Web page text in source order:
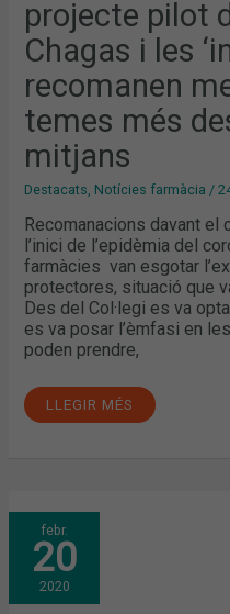
projecte pilot
Chagas i les
recomanen
temes més
mitjans
Destacats Notícies farmàcia /
Recomanacions davant el
l’inici de l’epidèmia del
farmàcies van esgotar
protectores, situació que
Des del Col·legi es va
es va posar l’èmfasi en
poden prendre,
LES
‘INFLUENCERS’
QUE
RECOMANEN
MEDICAMENTS,
TEMES
MÉS
ALS
LLEGIR MÉS
febr.
20
2020
PRESENTAT
L’ESTUDI
DERMA-
RISC,
QUE
INTEGRARÀ
ELS